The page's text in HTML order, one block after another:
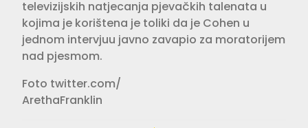
televizijskih natjecanja pjevačkih talenata u
kojima je korištena je toliki da je Cohen u
jednom intervjuu javno zavapio za moratorijem
nad pjesmom.
Foto twitter.com/
ArethaFranklin